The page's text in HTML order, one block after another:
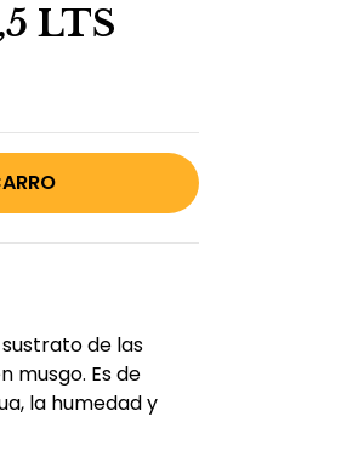
LTS
de las
musgo. Es de
la humedad y